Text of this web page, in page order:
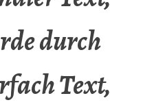
durch
Text,